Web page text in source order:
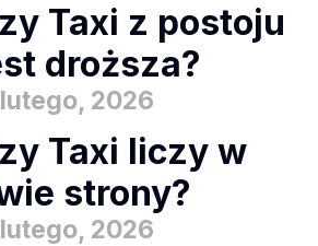
Taxi z postoju
droższa?
lutego, 2026
Taxi liczy w
strony?
lutego, 2026